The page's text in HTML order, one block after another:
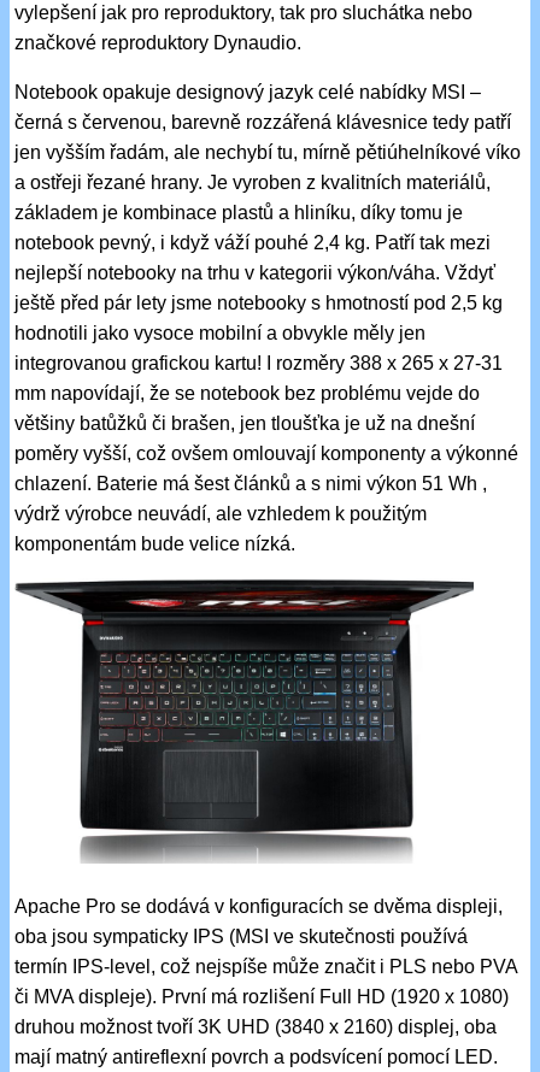
vylepšení jak pro reproduktory, tak pro sluchátka nebo
značkové reproduktory Dynaudio.
Notebook opakuje designový jazyk celé nabídky MSI –
černá s červenou, barevně rozzářená klávesnice tedy patří
jen vyšším řadám, ale nechybí tu, mírně pětiúhelníkové víko
a ostřeji řezané hrany. Je vyroben z kvalitních materiálů,
základem je kombinace plastů a hliníku, díky tomu je
notebook pevný, i když váží pouhé 2,4 kg. Patří tak mezi
nejlepší notebooky na trhu v kategorii výkon/váha. Vždyť
ještě před pár lety jsme notebooky s hmotností pod 2,5 kg
hodnotili jako vysoce mobilní a obvykle měly jen
integrovanou grafickou kartu! I rozměry 388 x 265 x 27-31
mm napovídají, že se notebook bez problému vejde do
většiny batůžků či brašen, jen tloušťka je už na dnešní
poměry vyšší, což ovšem omlouvají komponenty a výkonné
chlazení. Baterie má šest článků a s nimi výkon 51 Wh ,
výdrž výrobce neuvádí, ale vzhledem k použitým
komponentám bude velice nízká.
Apache Pro se dodává v konfiguracích se dvěma displeji,
oba jsou sympaticky IPS (MSI ve skutečnosti používá
termín IPS-level, což nejspíše může značit i PLS nebo PVA
či MVA displeje). První má rozlišení Full HD (1920 x 1080)
druhou možnost tvoří 3K UHD (3840 x 2160) displej, oba
mají matný antireflexní povrch a podsvícení pomocí LED.